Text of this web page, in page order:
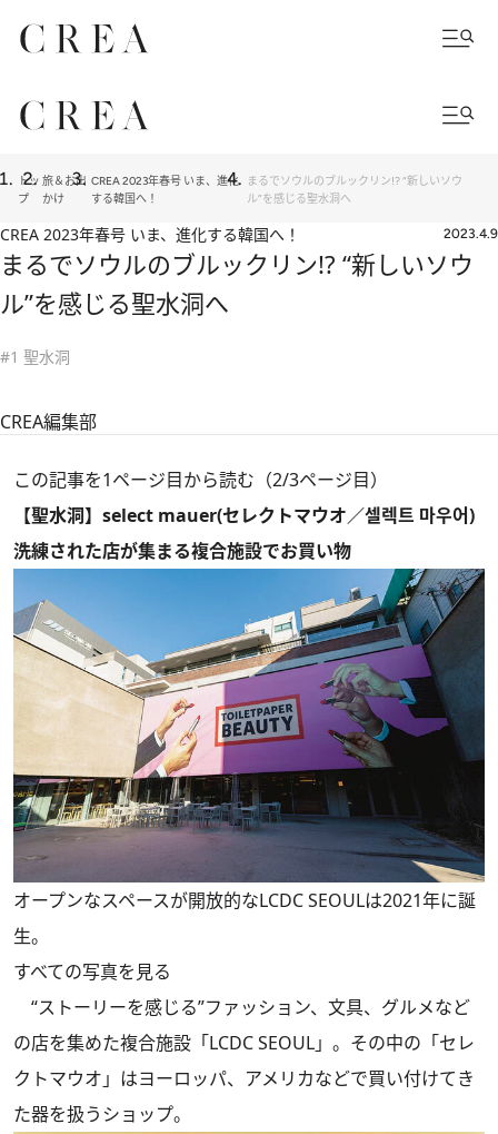
トッ
プ
旅＆お出
かけ
CREA 2023年春号 いま、進化
する韓国へ！
まるでソウルのブルックリン!? “新しいソウ
ル”を感じる聖水洞へ
CREA 2023年春号 いま、進化する韓国へ！ 2023.4.9
まるでソウルのブルックリン!? “新しいソウ
ル”を感じる聖水洞へ
#1 聖水洞
CREA編集部
この記事を1ページ目から読む（2/3ページ目）
【聖水洞】select mauer(セレクトマウオ／셀렉트 마우어)
洗練された店が集まる複合施設でお買い物
オープンなスペースが開放的なLCDC SEOULは2021年に誕
生。
すべての写真を見る
“ストーリーを感じる”ファッション、文具、グルメなど
の店を集めた複合施設「LCDC SEOUL」。その中の「セレ
クトマウオ」はヨーロッパ、アメリカなどで買い付けてき
た器を扱うショップ。